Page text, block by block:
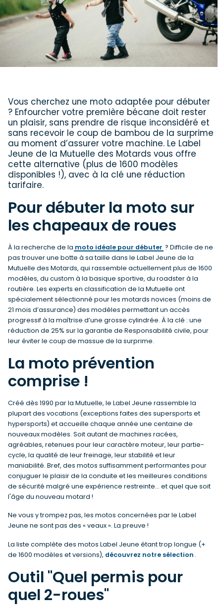
Vous cherchez une moto adaptée pour débuter
? Enfourcher votre première bécane doit rester
un plaisir, sans prendre de risque inconsidéré et
sans recevoir le coup de bambou de la surprime
au moment d’assurer votre machine. Le Label
Jeune de la Mutuelle des Motards vous offre
cette alternative (plus de 1600 modèles
disponibles !), avec à la clé une réduction
tarifaire.
Pour débuter la moto sur
les chapeaux de roues
À la recherche de la moto idéale pour débuter ? Difficile de ne
pas trouver une botte à sa taille dans le Label Jeune de la
Mutuelle des Motards, qui rassemble actuellement plus de 1600
modèles, du custom à la basique sportive, du roadster à la
routière. Les experts en classification de la Mutuelle ont
spécialement sélectionné pour les motards novices (moins de
21 mois d’assurance) des modèles permettant un accès
progressif à la maîtrise d’une grosse cylindrée. À la clé : une
réduction de 25% sur la garantie de Responsabilité civile, pour
leur éviter le coup de massue de la surprime.
La moto prévention
comprise !
Créé dès 1990 par la Mutuelle, le Label Jeune rassemble la
plupart des vocations (exceptions faites des supersports et
hypersports) et accueille chaque année une centaine de
nouveaux modèles. Soit autant de machines racées,
agréables, retenues pour leur caractère moteur, leur partie-
cycle, la qualité de leur freinage, leur stabilité et leur
maniabilité. Bref, des motos suffisamment performantes pour
conjuguer le plaisir de la conduite et les meilleures conditions
de sécurité malgré une expérience restreinte... et quel que soit
l'âge du nouveau motard !
Ne vous y trompez pas, les motos concernées par le Label
Jeune ne sont pas des « veaux ». La preuve !
La liste complète des motos Label Jeune étant trop longue (+
de 1600 modèles et versions), découvrez notre sélection .
Outil "Quel permis pour
quel 2-roues"